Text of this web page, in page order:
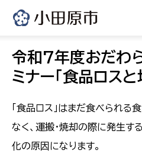
令和7年度おだわ
ミナー「食品ロスと
「食品ロス」はまだ食べられ
なく、運搬・焼却の際に発生
化の原因になります。